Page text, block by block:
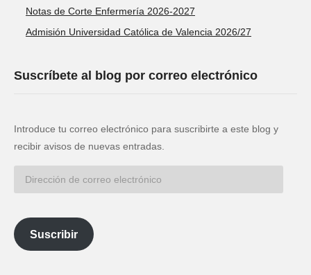
Notas de Corte Enfermería 2026-2027
Admisión Universidad Católica de Valencia 2026/27
Suscríbete al blog por correo electrónico
Introduce tu correo electrónico para suscribirte a este blog y
recibir avisos de nuevas entradas.
Dirección
de
electrónico
Suscribir